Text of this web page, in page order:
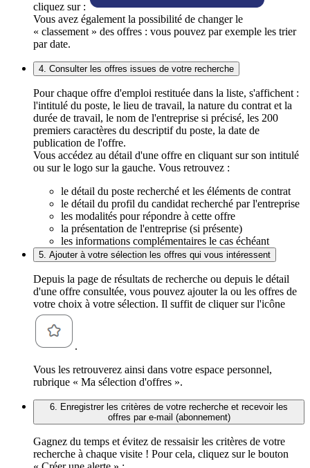
cliquez sur :
Vous avez également la possibilité de changer le
« classement » des offres : vous pouvez par exemple les trier
par date.
4. Consulter les offres issues de votre recherche
Pour chaque offre d'emploi restituée dans la liste, s'affichent :
l'intitulé du poste, le lieu de travail, la nature du contrat et la
durée de travail, le nom de l'entreprise si précisé, les 200
premiers caractères du descriptif du poste, la date de
publication de l'offre.
Vous accédez au détail d'une offre en cliquant sur son intitulé
ou sur le logo sur la gauche. Vous retrouvez :
le détail du poste recherché et les éléments de contrat
le détail du profil du candidat recherché par l'entreprise
les modalités pour répondre à cette offre
la présentation de l'entreprise (si présente)
les informations complémentaires le cas échéant
5. Ajouter à votre sélection les offres qui vous intéressent
Depuis la page de résultats de recherche ou depuis le détail
d'une offre consultée, vous pouvez ajouter la ou les offres de
votre choix à votre sélection. Il suffit de cliquer sur l'icône
.
Vous les retrouverez ainsi dans votre espace personnel,
rubrique « Ma sélection d'offres ».
6. Enregistrer les critères de votre recherche et recevoir les
offres par e-mail (abonnement)
Gagnez du temps et évitez de ressaisir les critères de votre
recherche à chaque visite ! Pour cela, cliquez sur le bouton